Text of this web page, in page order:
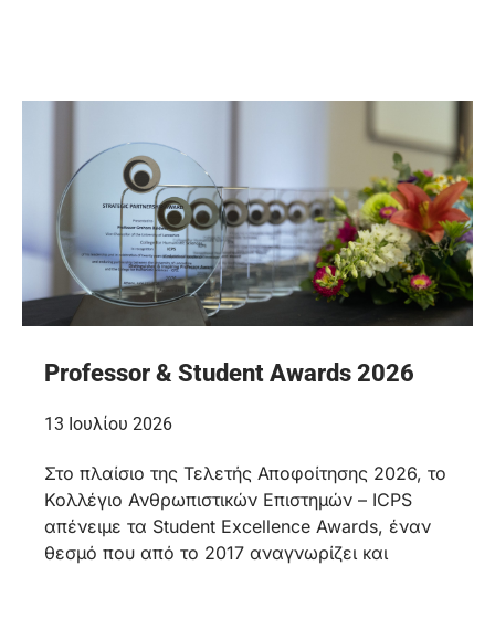
Professor & Student Awards 2026
13 Ιουλίου 2026
Στο πλαίσιο της Τελετής Αποφοίτησης 2026, το
Κολλέγιο Ανθρωπιστικών Επιστημών – ICPS
απένειμε τα Student Excellence Awards, έναν
θεσμό που από το 2017 αναγνωρίζει και